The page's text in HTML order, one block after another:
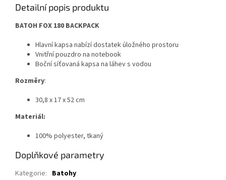
Detailní popis produktu
BATOH FOX 180 BACKPACK
Hlavní kapsa nabízí dostatek úložného prostoru
Vnitřní pouzdro na notebook
Boční síťovaná kapsa na láhev s vodou
Rozměry:
30,8 x 17 x 52 cm
Materiál:
100% polyester, tkaný
Doplňkové parametry
Kategorie: Batohy